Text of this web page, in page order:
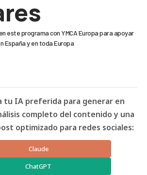
este programa con YMCA Europa para apoyar
España y en toda Europa
tu IA preferida para generar en
completo del contenido y una
optimizado para redes sociales:
Claude
ChatGPT